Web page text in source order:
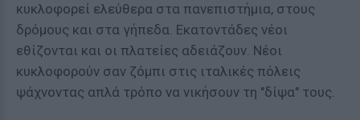
κυκλοφορεί ελεύθερα στα πανεπιστήμια, στους
δρόμους και στα γήπεδα. Εκατοντάδες νέοι
εθίζονται και οι πλατείες αδειάζουν. Νέοι
κυκλοφορούν σαν ζόμπι στις ιταλικές πόλεις
ψάχνοντας απλά τρόπο να νικήσουν τη "δίψα" τους.